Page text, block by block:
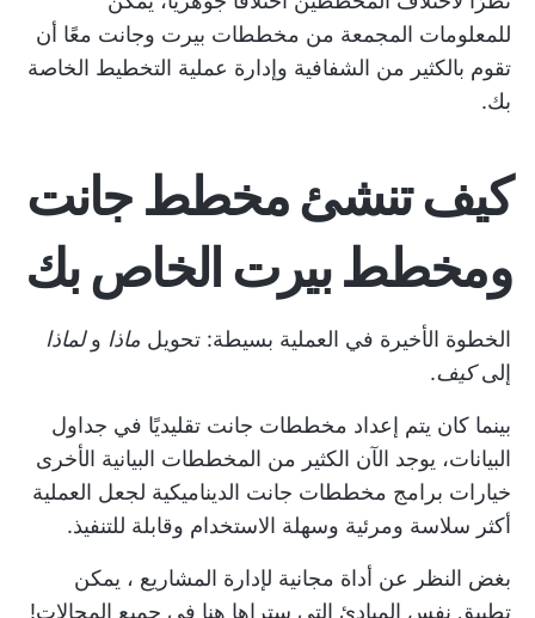
للمعلومات المجمعة من مخططات بيرت وجانت معًا أن
تقوم بالكثير من الشفافية وإدارة عملية التخطيط الخاصة
بك.
كيف تنشئ مخطط جانت
ومخطط بيرت الخاص بك
الخطوة الأخيرة في العملية بسيطة: تحويل ماذا ولماذا
إلىكيف.
بينما كان يتم إعداد مخططات جانت تقليديًا في جداول
البيانات، يوجد الآن الكثير من المخططات البيانية الأخرى
خيارات برامج مخططات جانت الديناميكية لجعل العملية
أكثر سلاسة ومرئية وسهلة الاستخدام وقابلة للتنفيذ.
بغض النظر عن أداة مجانية لإدارة المشاريع ، يمكن
تطبيق نفس المبادئ التي ستراها هنا في جميع المجالات!